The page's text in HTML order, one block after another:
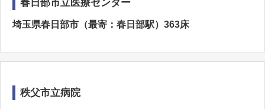
春日部市立医療センター
埼玉県春日部市（最寄：春日部駅）363床
秩父市立病院